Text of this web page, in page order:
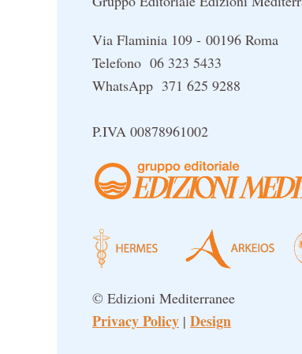
Via Flaminia 109 - 00196 Roma
Telefono 06 323 5433
WhatsApp 371 625 9288
P.IVA 00878961002
© Edizioni Mediterranee
Privacy Policy | Design